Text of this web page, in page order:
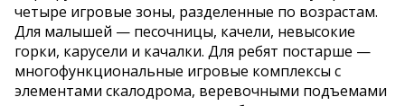
четыре игровые зоны, разделенные по возрастам.
Для малышей — песочницы, качели, невысокие
горки, карусели и качалки. Для ребят постарше —
многофункциональные игровые комплексы с
элементами скалодрома, веревочными подъемами